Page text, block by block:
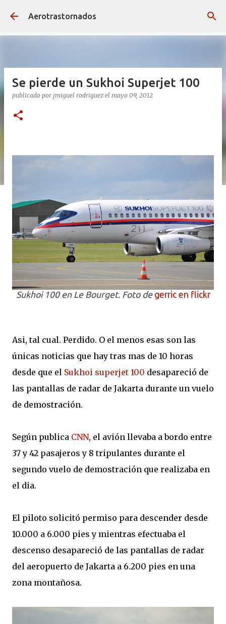
Ir al contenido principal
Aerotrastornados
Se pierde un Sukhoi Superjet 100
publicado por jmiguel rodriguez el mayo 09, 2012
Sukhoi 100 en Le Bourget. Foto de gerric en flickr
Asi, tal cual. Perdido. O el menos esas son las
únicas noticias que hay tras mas de 10 horas
desde que el Sukhoi superjet 100 desapareció de
las pantallas de radar de Jakarta durante un vuelo
de demostración.
Según publica CNN, el avión llevaba a bordo entre
37 y 42 pasajeros y 8 tripulantes durante el
segundo vuelo de demostración que realizaba en
el dia.
El piloto solicitó permiso para descender desde
10.000 a 6.000 pies y mientras efectuaba el
descenso desapareció de las pantallas de radar
del aeropuerto de Jakarta a 6.200 pies en una
zona montañosa.